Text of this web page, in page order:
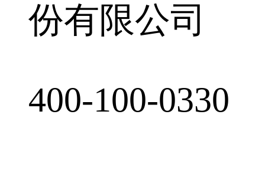
份有限公司
400-100-0330